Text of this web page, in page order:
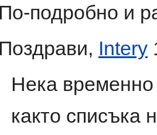
По-подробно и
Поздрави, Intery
Нека временно
както списъка